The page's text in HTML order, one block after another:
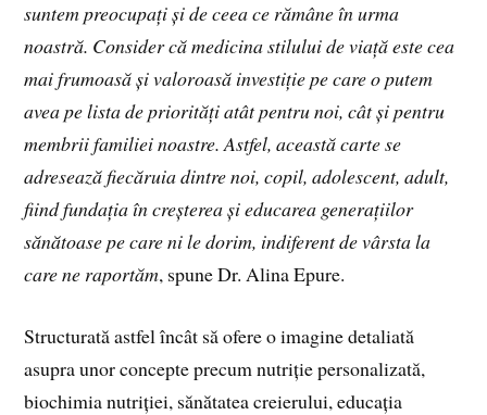
suntem preocupați și de ceea ce rămâne în urma
noastră. Consider că medicina stilului de viață este cea
mai frumoasă și valoroasă investiție pe care o putem
avea pe lista de priorități atât pentru noi, cât și pentru
membrii familiei noastre. Astfel, această carte se
adresează fiecăruia dintre noi, copil, adolescent, adult,
fiind fundația în creșterea și educarea generațiilor
sănătoase pe care ni le dorim, indiferent de vârsta la
care ne raportăm, spune Dr. Alina Epure.
Structurată astfel încât să ofere o imagine detaliată
asupra unor concepte precum nutriție personalizată,
biochimia nutriției, sănătatea creierului, educația